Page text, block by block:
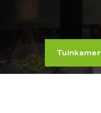
Tuinkamer